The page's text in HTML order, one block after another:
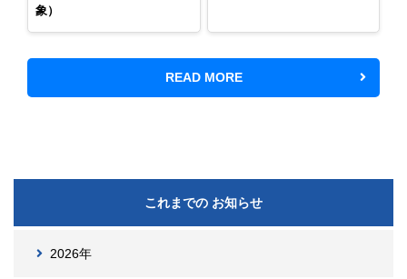
象）
READ MORE
これまでの お知らせ
2026年